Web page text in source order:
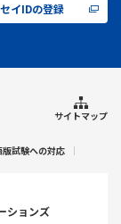
イIDの登録
版試験への対応
サイトマップ
ションズ